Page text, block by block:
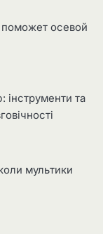
осевой
інструменти та
мультики